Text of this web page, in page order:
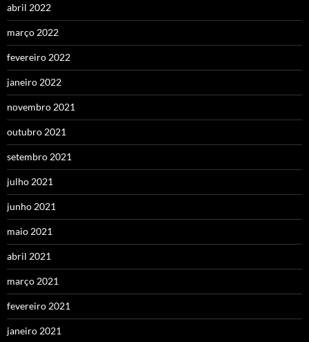
abril 2022
março 2022
fevereiro 2022
janeiro 2022
novembro 2021
outubro 2021
setembro 2021
julho 2021
junho 2021
maio 2021
abril 2021
março 2021
fevereiro 2021
janeiro 2021